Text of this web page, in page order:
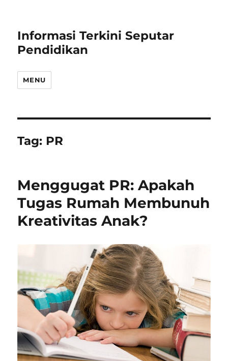
Informasi Terkini Seputar
Pendidikan
MENU
Tag: PR
Menggugat PR: Apakah
Tugas Rumah Membunuh
Kreativitas Anak?